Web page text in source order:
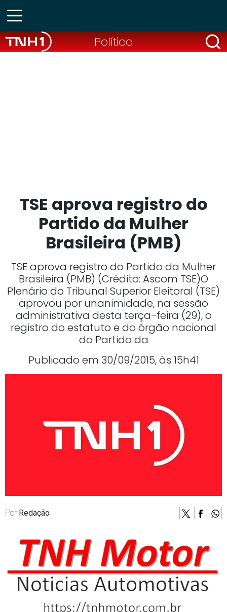
Política
TSE aprova registro do
Partido da Mulher
Brasileira (PMB)
TSE aprova registro do Partido da Mulher
Brasileira (PMB) (Crédito: Ascom TSE)O
Plenário do Tribunal Superior Eleitoral (TSE)
aprovou por unanimidade, na sessão
administrativa desta terça-feira (29), o
registro do estatuto e do órgão nacional
do Partido da
Publicado em 30/09/2015, às 15h41
Por Redação